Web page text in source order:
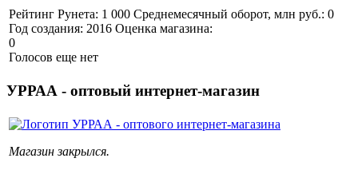
Рейтинг Рунета: 1 000 Среднемесячный оборот, млн руб.: 0
Год создания: 2016 Оценка магазина:
0
Голосов еще нет
УРРАА - оптовый интернет-магазин
Магазин закрылся.